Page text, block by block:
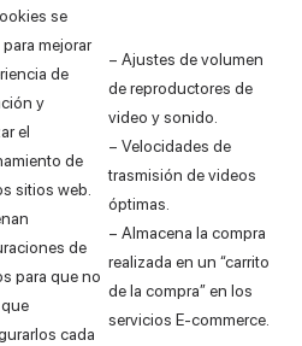
se
mejorar
de
y
el
de
sitios web.
de
para que no
cada
– Ajustes de volumen
de reproductores de
video y sonido.
– Velocidades de
trasmisión de videos
óptimas.
– Almacena la compra
realizada en un “carrito
de la compra” en los
servicios E-commerce.